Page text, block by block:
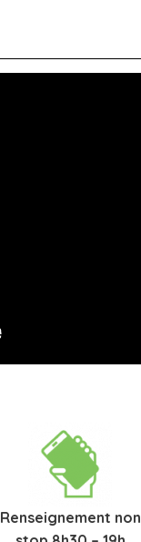
Renseignement non